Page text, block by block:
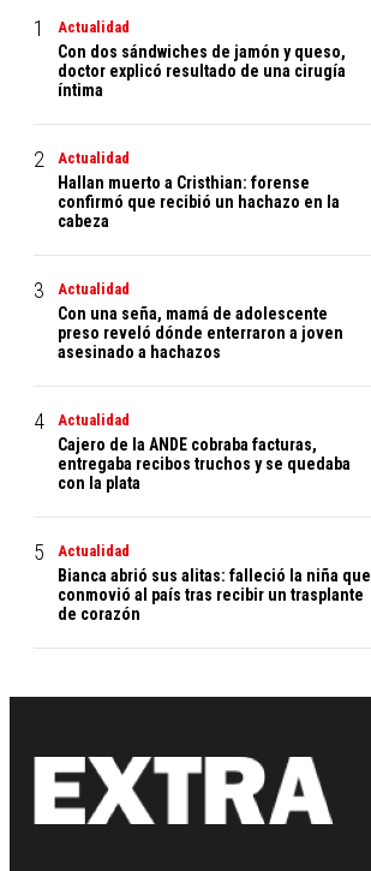
Actualidad
Con dos sándwiches de jamón y queso,
doctor explicó resultado de una cirugía
íntima
Actualidad
Hallan muerto a Cristhian: forense
confirmó que recibió un hachazo en la
cabeza
Actualidad
Con una seña, mamá de adolescente
preso reveló dónde enterraron a joven
asesinado a hachazos
Actualidad
Cajero de la ANDE cobraba facturas,
entregaba recibos truchos y se quedaba
con la plata
Actualidad
Bianca abrió sus alitas: falleció la niña que
conmovió al país tras recibir un trasplante
de corazón